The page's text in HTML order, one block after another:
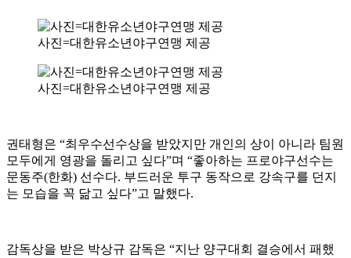
사진=대한유소년야구연맹 제공
사진=대한유소년야구연맹 제공
권태형은 “최우수선수상을 받았지만 개인의 상이 아니라 팀원
모두에게 영광을 돌리고 싶다”며 “좋아하는 프로야구선수는
문동주(한화) 선수다. 부드러운 투구 동작으로 강속구를 던지
는 모습을 꼭 닮고 싶다”고 말했다.
감독상을 받은 박상규 감독은 “지난 양구대회 결승에서 패했